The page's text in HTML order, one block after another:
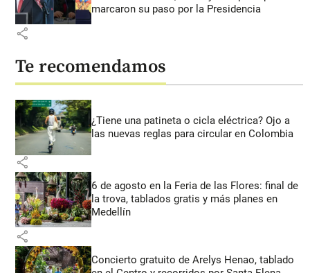
marcaron su paso por la Presidencia
share
Te recomendamos
¿Tiene una patineta o cicla eléctrica? Ojo a
las nuevas reglas para circular en Colombia
share
6 de agosto en la Feria de las Flores: final de
la trova, tablados gratis y más planes en
Medellín
share
Concierto gratuito de Arelys Henao, tablado